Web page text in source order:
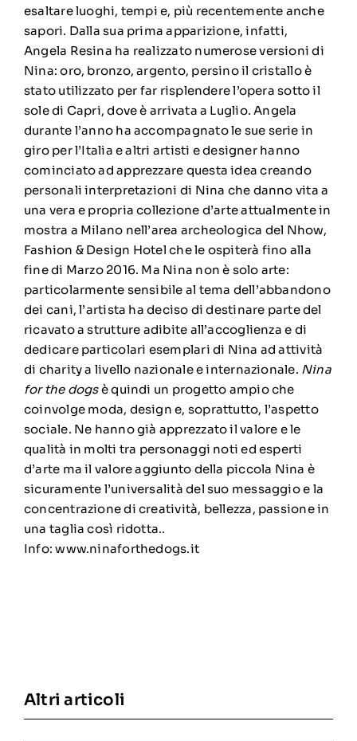
esaltare luoghi, tempi e, più recentemente anche
sapori. Dalla sua prima apparizione, infatti,
Angela Resina ha realizzato numerose versioni di
Nina: oro, bronzo, argento, persino il cristallo è
stato utilizzato per far risplendere l’opera sotto il
sole di Capri, dove è arrivata a Luglio. Angela
durante l’anno ha accompagnato le sue serie in
giro per l’Italia e altri artisti e designer hanno
cominciato ad apprezzare questa idea creando
personali interpretazioni di Nina che danno vita a
una vera e propria collezione d’arte attualmente in
mostra a Milano nell’area archeologica del Nhow,
Fashion & Design Hotel che le ospiterà fino alla
fine di Marzo 2016. Ma Nina non è solo arte:
particolarmente sensibile al tema dell’abbandono
dei cani, l’artista ha deciso di destinare parte del
ricavato a strutture adibite all’accoglienza e di
dedicare particolari esemplari di Nina ad attività
di charity a livello nazionale e internazionale. Nina
for the dogsè quindi un progetto ampio che
coinvolge moda, design e, soprattutto, l’aspetto
sociale. Ne hanno già apprezzato il valore e le
qualità in molti tra personaggi noti ed esperti
d’arte ma il valore aggiunto della piccola Nina è
sicuramente l’universalità del suo messaggio e la
concentrazione di creatività, bellezza, passione in
una taglia così ridotta..
Info:www.ninaforthedogs.it
Altri articoli